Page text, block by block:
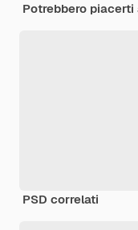
Potrebbero
PSD correlati